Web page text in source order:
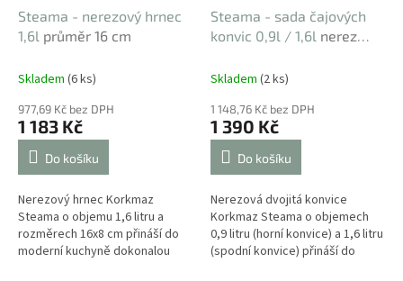
Steama - nerezový hrnec
1,6l průměr 16 cm
Skladem (6 ks)
977,69 Kč bez DPH
1 183 Kč
Do košíku
Nerezový hrnec Korkmaz
Steama o objemu 1,6 litru a
rozměrech 16x8 cm přináší do
moderní kuchyně dokonalou
Steama - sada čajových
konvic 0,9l / 1,6l nerez
Skladem (2 ks)
1 148,76 Kč bez DPH
1 390 Kč
Do košíku
Nerezová dvojitá konvice
Korkmaz Steama o objemech
0,9 litru (horní konvice) a 1,6 litru
(spodní konvice) přináší do